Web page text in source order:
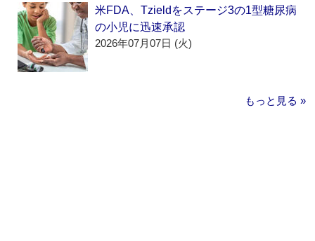
米FDA、Tzieldをステージ3の1型糖尿病
の小児に迅速承認
2026年07月07日 (火)
もっと見る »